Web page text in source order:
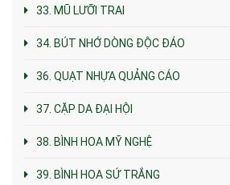
33. MŨ LƯỠI TRAI
34. BÚT NHỚ DÒNG ĐỘC ĐÁO
36. QUẠT NHỰA QUẢNG CÁO
37. CẶP DA ĐẠI HỘI
38. BÌNH HOA MỸ NGHỆ
39. BÌNH HOA SỨ TRẮNG